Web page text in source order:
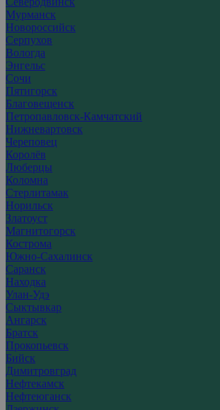
Мурманск
Новороссийск
Серпухов
Вологда
Энгельс
Сочи
Пятигорск
Благовещенск
Петропавловск-Камчатский
Нижневартовск
Череповец
Королёв
Люберцы
Коломна
Стерлитамак
Норильск
Златоуст
Магнитогорск
Кострома
Южно-Сахалинск
Саранск
Находка
Улан-Удэ
Сыктывкар
Ангарск
Братск
Прокопьевск
Бийск
Димитровград
Нефтекамск
Нефтеюганск